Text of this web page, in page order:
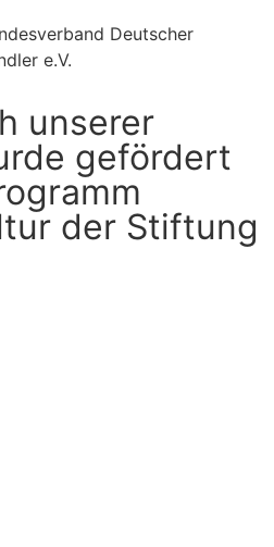
Deutscher
e.V.
unserer
gefördert
der Stiftung